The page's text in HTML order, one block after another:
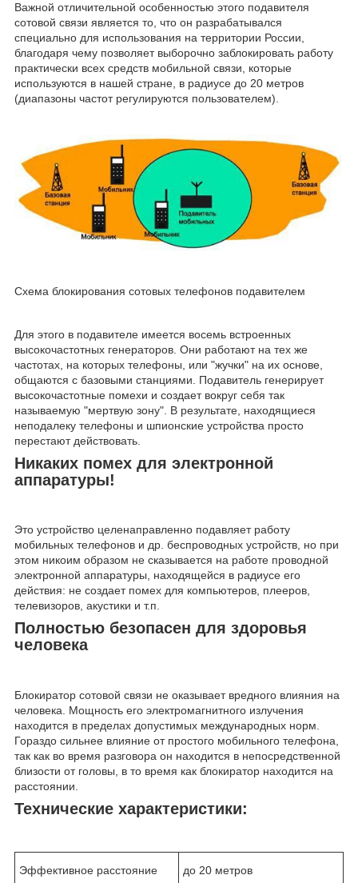
Важной отличительной особенностью этого подавителя
сотовой связи является то, что он разрабатывался
специально для использования на территории России,
благодаря чему позволяет выборочно заблокировать работу
практически всех средств мобильной связи, которые
используются в нашей стране, в радиусе до 20 метров
(диапазоны частот регулируются пользователем).
Схема блокирования сотовых телефонов подавителем
Для этого в подавителе имеется восемь встроенных
высокочастотных генераторов. Они работают на тех же
частотах, на которых телефоны, или "жучки" на их основе,
общаются с базовыми станциями. Подавитель генерирует
высокочастотные помехи и создает вокруг себя так
называемую "мертвую зону". В результате, находящиеся
неподалеку телефоны и шпионские устройства просто
перестают действовать.
Никаких помех для электронной
аппаратуры!
Это устройство целенаправленно подавляет работу
мобильных телефонов и др. беспроводных устройств, но при
этом никоим образом не сказывается на работе проводной
электронной аппаратуры, находящейся в радиусе его
действия: не создает помех для компьютеров, плееров,
телевизоров, акустики и т.п.
Полностью безопасен для здоровья
человека
Блокиратор сотовой связи не оказывает вредного влияния на
человека. Мощность его электромагнитного излучения
находится в пределах допустимых международных норм.
Гораздо сильнее влияние от простого мобильного телефона,
так как во время разговора он находится в непосредственной
близости от головы, в то время как блокиратор находится на
расстоянии.
Технические характеристики:
Эффективное расстояние
до 20 метров